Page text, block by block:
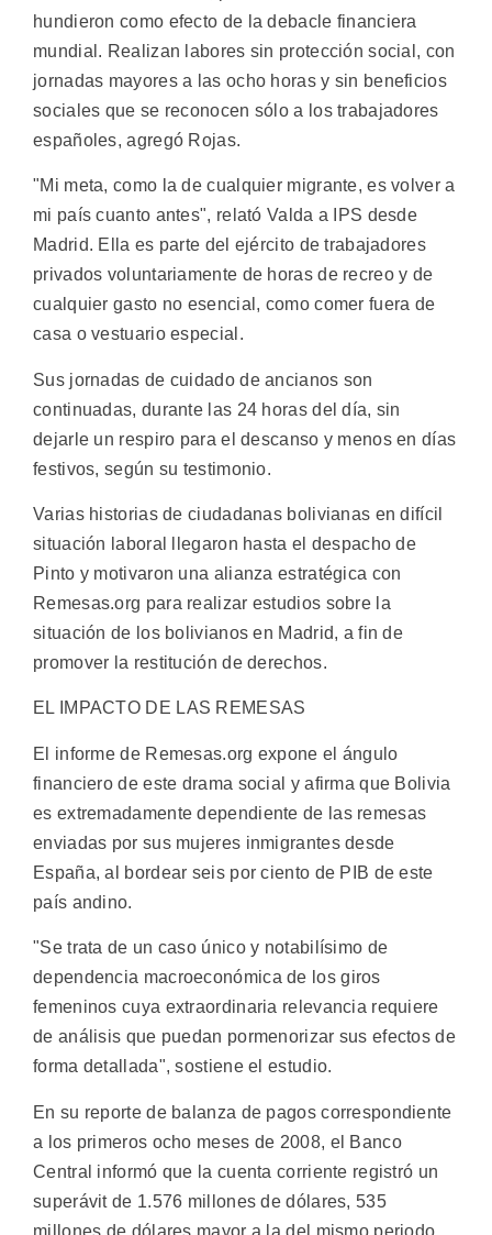
hundieron como efecto de la debacle financiera
mundial. Realizan labores sin protección social, con
jornadas mayores a las ocho horas y sin beneficios
sociales que se reconocen sólo a los trabajadores
españoles, agregó Rojas.
"Mi meta, como la de cualquier migrante, es volver a
mi país cuanto antes", relató Valda a IPS desde
Madrid. Ella es parte del ejército de trabajadores
privados voluntariamente de horas de recreo y de
cualquier gasto no esencial, como comer fuera de
casa o vestuario especial.
Sus jornadas de cuidado de ancianos son
continuadas, durante las 24 horas del día, sin
dejarle un respiro para el descanso y menos en días
festivos, según su testimonio.
Varias historias de ciudadanas bolivianas en difícil
situación laboral llegaron hasta el despacho de
Pinto y motivaron una alianza estratégica con
Remesas.org para realizar estudios sobre la
situación de los bolivianos en Madrid, a fin de
promover la restitución de derechos.
EL IMPACTO DE LAS REMESAS
El informe de Remesas.org expone el ángulo
financiero de este drama social y afirma que Bolivia
es extremadamente dependiente de las remesas
enviadas por sus mujeres inmigrantes desde
España, al bordear seis por ciento de PIB de este
país andino.
"Se trata de un caso único y notabilísimo de
dependencia macroeconómica de los giros
femeninos cuya extraordinaria relevancia requiere
de análisis que puedan pormenorizar sus efectos de
forma detallada", sostiene el estudio.
En su reporte de balanza de pagos correspondiente
a los primeros ocho meses de 2008, el Banco
Central informó que la cuenta corriente registró un
superávit de 1.576 millones de dólares, 535
millones de dólares mayor a la del mismo periodo